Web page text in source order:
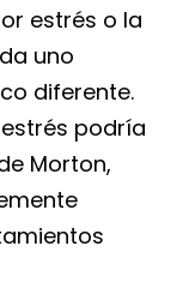
estrés o la
uno
diferente.
podría
Morton,